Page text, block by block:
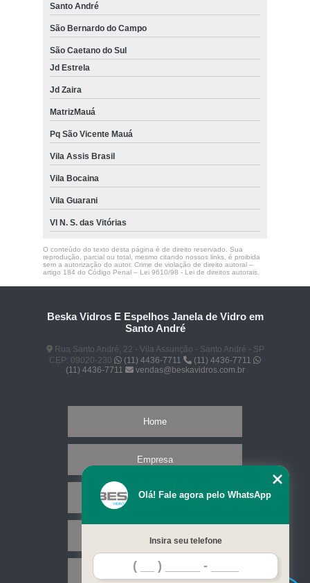
Santo André
São Bernardo do Campo
São Caetano do Sul
Jd Estrela
Jd Zaira
MatrizMauá
Pq São Vicente Mauá
Vila Assis Brasil
Vila Bocaina
Vila Guarani
Vl N. S. das Vitórias
O conteúdo do texto desta página é de direito reservado. Sua
reprodução, parcial ou total, mesmo citando nossos links, é proibida
sem a autorização do autor. Crime de violação de direito autoral –
artigo 184 do Código Penal – Lei 9610/98 - Lei de direitos autorais.
Beska Vidros E Espelhos Janela de Vidro em
Santo André
Rua Santo André, 22 - Vila Assunção - Santo André - SP
CEP: 09020-230
(11) 4436-7711
(11) 4436-7711
(11) 4436-7711
vendas@beskavidros.com.br
Home
Empresa
Missão
Serviços
Contato
Olá! Fale agora pelo WhatsApp
Insira seu telefone